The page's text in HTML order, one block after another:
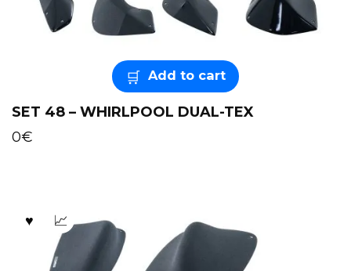
Add to cart
SET 48 – WHIRLPOOL DUAL-TEX
0€